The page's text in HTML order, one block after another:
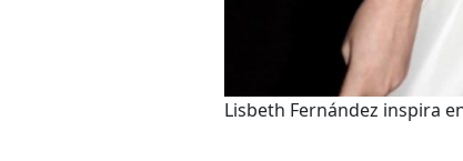
Lisbeth Fernández inspira